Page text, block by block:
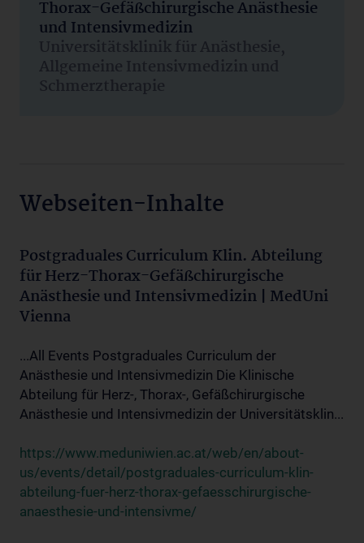
Thorax-Gefäßchirurgische Anästhesie
und Intensivmedizin
Universitätsklinik für Anästhesie,
Allgemeine Intensivmedizin und
Schmerztherapie
Webseiten-Inhalte
Postgraduales Curriculum Klin. Abteilung
für Herz-Thorax-Gefäßchirurgische
Anästhesie und Intensivmedizin | MedUni
Vienna
...All Events Postgraduales Curriculum der
Anästhesie und Intensivmedizin Die Klinische
Abteilung für Herz-, Thorax-, Gefäßchirurgische
Anästhesie und Intensivmedizin der Universitätsklin...
https://www.meduniwien.ac.at/web/en/about-
us/events/detail/postgraduales-curriculum-klin-
abteilung-fuer-herz-thorax-gefaesschirurgische-
anaesthesie-und-intensivme/